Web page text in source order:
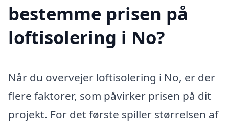
bestemme prisen på
loftisolering i No?
Når du overvejer loftisolering i No, er der
flere faktorer, som påvirker prisen på dit
projekt. For det første spiller størrelsen af